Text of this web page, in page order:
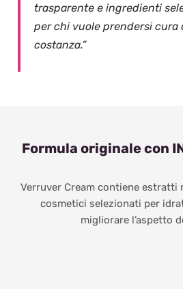
trasparente e ingredienti
per chi vuole prendersi cura
costanza.”
Formula originale con
Verruver Cream contiene estratti
cosmetici selezionati per
migliorare l’aspetto